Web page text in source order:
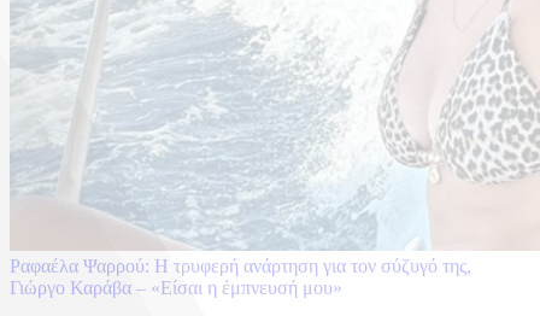
Ραφαέλα Ψαρρού: Η τρυφερή ανάρτηση για τον σύζυγό της,
Γιώργο Καράβα – «Είσαι η έμπνευσή μου»